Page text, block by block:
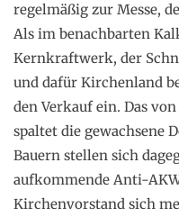
regelmäßig zur Messe,
Als im benachbarten
Kernkraftwerk, der
und dafür Kirchenland
den Verkauf ein. Das
spaltet die gewachsene
Bauern stellen sich
aufkommende Anti-
Kirchenvorstand sich